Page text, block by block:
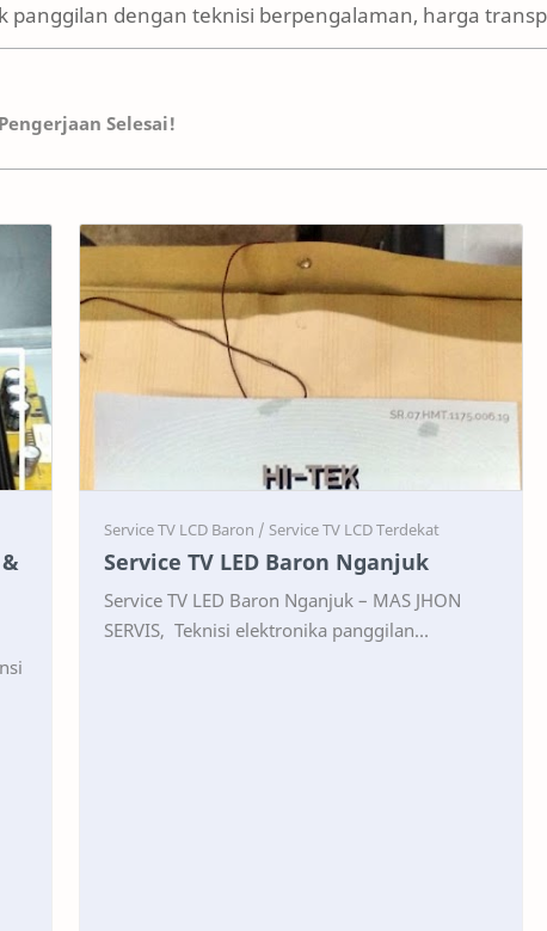
panggilan dengan teknisi berpengalaman, harga
Selesai!
Service Service
Service TV LED Baron Nganjuk
Service TV LED Baron Nganjuk – MAS JHON
SERVIS, Teknisi elektronika panggilan